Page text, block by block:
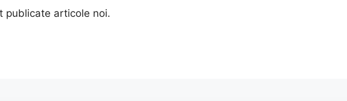
publicate articole noi.